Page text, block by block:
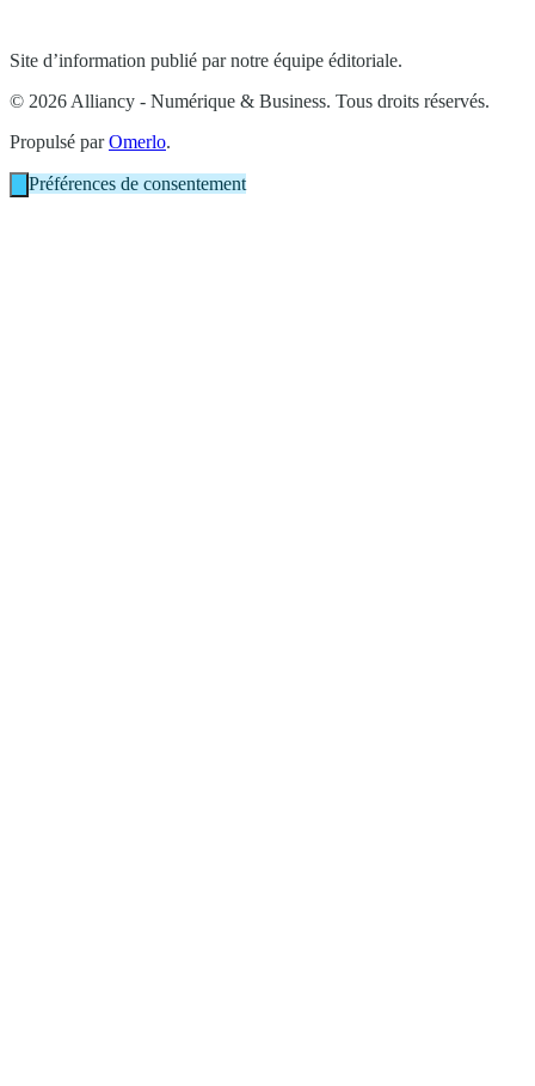
Site d’information publié par notre équipe éditoriale.
© 2026 Alliancy - Numérique & Business. Tous droits réservés.
Propulsé parOmerlo.
Préférences de consentement